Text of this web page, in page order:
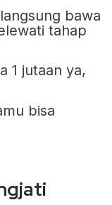
bawa
tahap
1 jutaan ya,
bisa